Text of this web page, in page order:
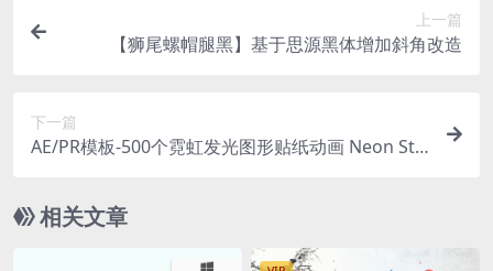
上一篇
【狮尾螺帽腿黑】基于思源黑体增加斜角改造
下一篇
AE/PR模板-500个霓虹发光图形贴纸动画 Neon Stic
相关文章